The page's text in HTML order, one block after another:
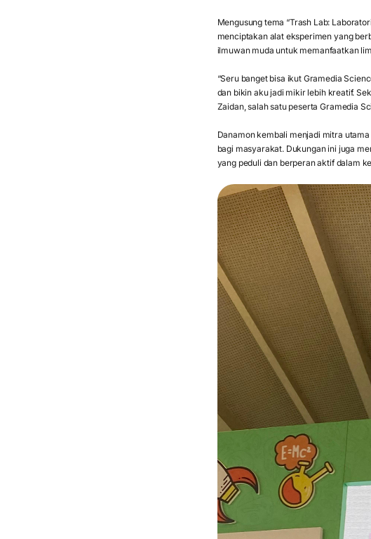
Mengusung tema “Trash Lab:
menciptakan alat eksperimen yang
ilmuwan muda untuk memanfaatkan
“Seru banget bisa ikut Gramedia
dan bikin aku jadi mikir lebih kreatif.
Zaidan, salah satu peserta Gramedia
Danamon kembali menjadi mitra
bagi masyarakat. Dukungan ini juga
yang peduli dan berperan aktif dalam